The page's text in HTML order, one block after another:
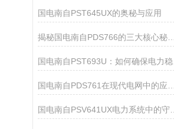
国电南自PST645UX的奥秘与应用
揭秘国电南自PDS766的三大核心秘密！